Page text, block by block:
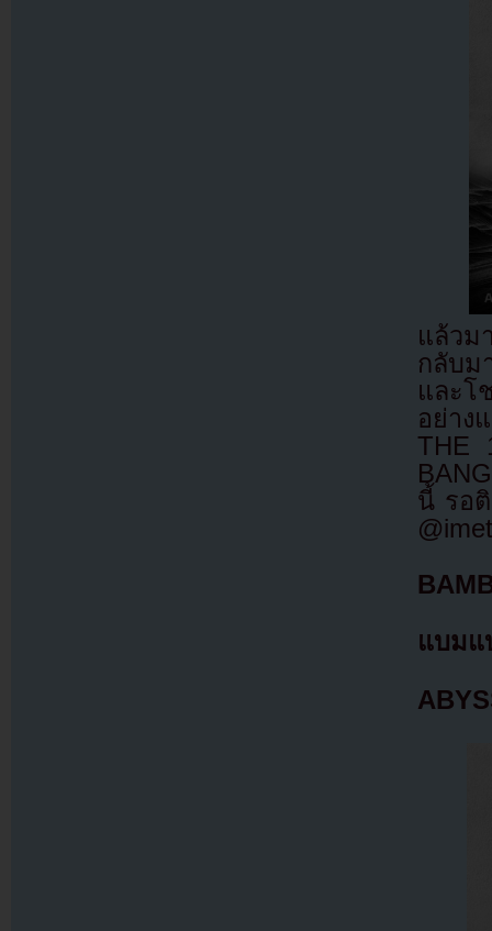
แล้วม
กลับม
และโ
อย่าง
THE
นี้ รอ
แบมแ